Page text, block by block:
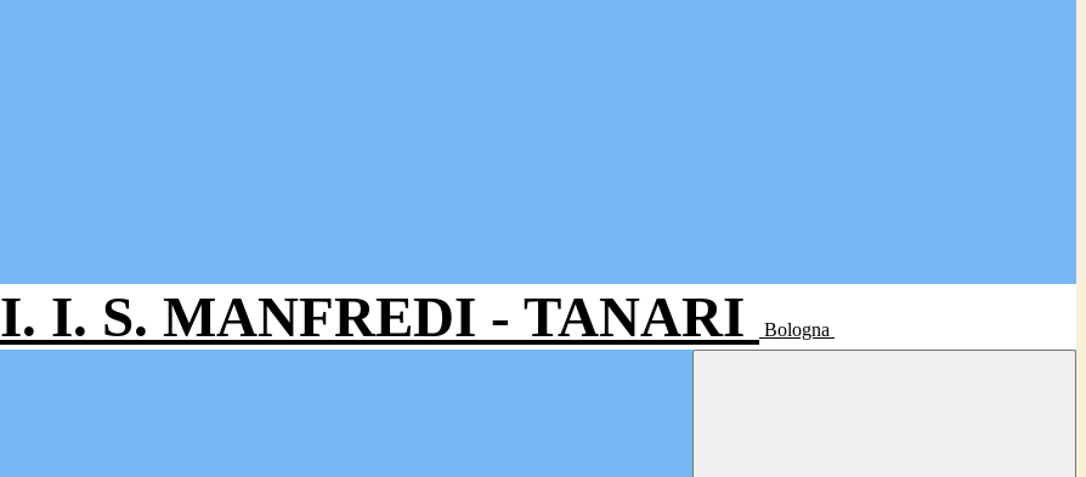
I. I. S. MANFREDI - TANARI Bologna